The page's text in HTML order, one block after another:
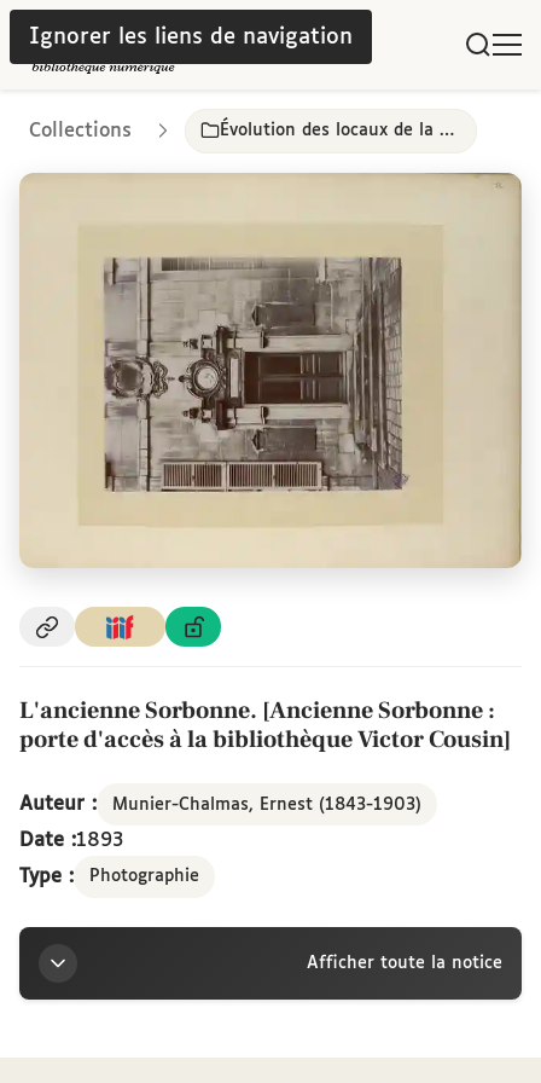
Ignorer les liens de navigation
Collections Évolution des locaux de la bibliothèque de la Sorbonne
L'ancienne Sorbonne. [Ancienne Sorbonne :
porte d'accès à la bibliothèque Victor Cousin]
Auteur : Munier-Chalmas, Ernest (1843-1903)
Date :1893
Type :
Photographie
Afficher toute la notice
Titre